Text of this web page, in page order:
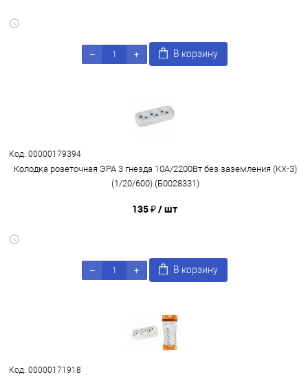
В корзину
Код: 00000179394
Колодка розеточная ЭРА 3 гнезда 10А/2200Вт без заземления (KX-3)
(1/20/600) (Б0028331)
135 ₽/ шт
В корзину
Код: 00000171918